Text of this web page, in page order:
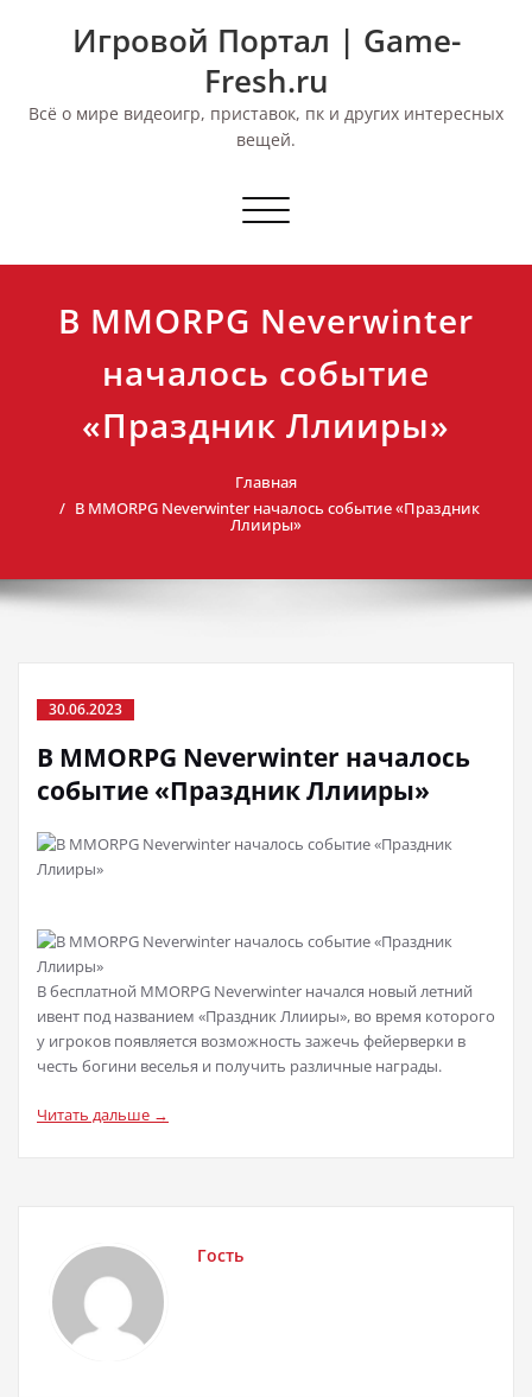
Игровой Портал | Game-
Fresh.ru
Всё о мире видеоигр, приставок, пк и других интересных
вещей.
Переключить
В MMORPG Neverwinter
началось событие
«Праздник Ллииры»
Главная
В MMORPG Neverwinter началось событие «Праздник
Ллииры»
30.06.2023
В MMORPG Neverwinter началось
событие «Праздник Ллииры»
В бесплатной MMORPG Neverwinter начался новый летний
ивент под названием «Праздник Ллииры», во время которого
у игроков появляется возможность зажечь фейерверки в
честь богини веселья и получить различные награды.
Читать дальше →
Гость